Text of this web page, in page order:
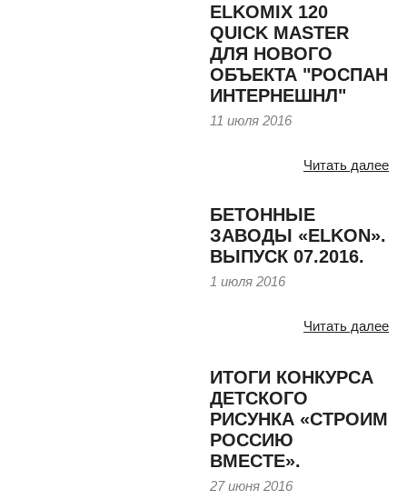
ELKOMIX 120
QUICK MASTER
ДЛЯ НОВОГО
ОБЪЕКТА "РОСПАН
ИНТЕРНЕШНЛ"
11 июля 2016
Читать далее
БЕТОННЫЕ
ЗАВОДЫ «ELKON».
ВЫПУСК 07.2016.
1 июля 2016
Читать далее
ИТОГИ КОНКУРСА
ДЕТСКОГО
РИСУНКА «СТРОИМ
РОССИЮ
ВМЕСТЕ».
27 июня 2016